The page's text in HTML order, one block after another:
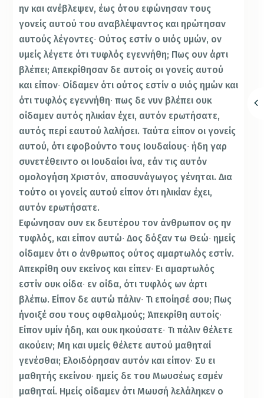
ην και ανέβλεψεν, έως ότου εφώνησαν τους
γονείς αυτού του αναβλέψαντος και ηρώτησαν
αυτούς λέγοντες∙ Ούτος εστίν ο υιός υμών, ον
υμείς λέγετε ότι τυφλός εγεννήθη; Πως ουν άρτι
βλέπει; Απεκρίθησαν δε αυτοίς οι γονείς αυτού
και είπον∙ Οίδαμεν ότι ούτος εστίν ο υιός ημών και
ότι τυφλός εγεννήθη∙ πως δε νυν βλέπει ουκ
οίδαμεν αυτός ηλικίαν έχει, αυτόν ερωτήσατε,
αυτός περί εαυτού λαλήσει. Ταύτα είπον οι γονείς
αυτού, ότι εφοβούντο τους Ιουδαίους∙ ήδη γαρ
συνετέθειντο οι Ιουδαίοι ίνα, εάν τις αυτόν
ομολογήση Χριστόν, αποσυνάγωγος γένηται. Δια
τούτο οι γονείς αυτού είπον ότι ηλικίαν έχει,
αυτόν ερωτήσατε.
Εφώνησαν ουν εκ δευτέρου τον άνθρωπον ος ην
τυφλός, και είπον αυτώ∙ Δος δόξαν τω Θεώ∙ ημείς
οίδαμεν ότι ο άνθρωπος ούτος αμαρτωλός εστίν.
Απεκρίθη ουν εκείνος και είπεν∙ Ει αμαρτωλός
εστίν ουκ οίδα∙ εν οίδα, ότι τυφλός ων άρτι
βλέπω. Είπον δε αυτώ πάλιν∙ Τι εποίησέ σου; Πως
ήνοιξέ σου τους οφθαλμούς; Άπεκρίθη αυτοίς∙
Είπον υμίν ήδη, και ουκ ηκούσατε∙ Τι πάλιν θέλετε
ακούειν; Μη και υμείς θέλετε αυτού μαθηταί
γενέσθαι; Ελοιδόρησαν αυτόν και είπον∙ Συ ει
μαθητής εκείνου∙ ημείς δε του Μωυσέως εσμέν
μαθηταί. Ημείς οίδαμεν ότι Μωυσή λελάληκεν ο